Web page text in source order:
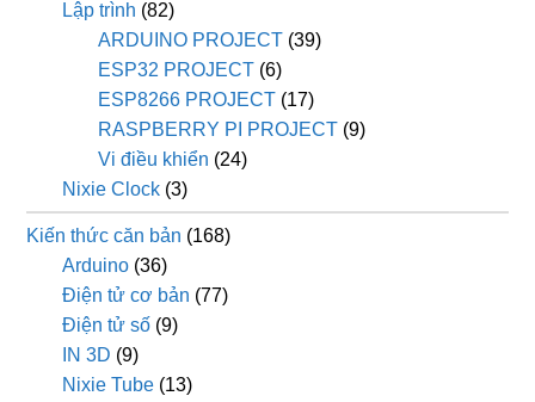
Lập trình (82)
ARDUINO PROJECT (39)
ESP32 PROJECT (6)
ESP8266 PROJECT (17)
RASPBERRY PI PROJECT (9)
Vi điều khiển (24)
Nixie Clock (3)
Kiến thức căn bản (168)
Arduino (36)
Điện tử cơ bản (77)
Điện tử số (9)
IN 3D (9)
Nixie Tube (13)